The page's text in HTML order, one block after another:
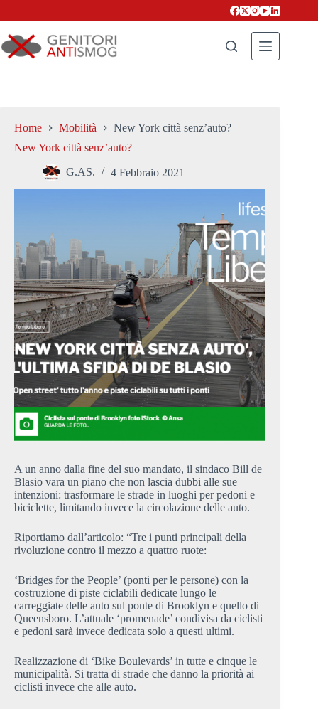
Home Mobilità
New York città senz’auto?
New York città senz’auto?
G.AS. 4 Febbraio 2021
A un anno dalla fine del suo mandato, il sindaco Bill de
Blasio vara un piano che non lascia dubbi alle sue
intenzioni: trasformare le strade in luoghi per pedoni e
biciclette, limitando invece la circolazione delle auto.
Riportiamo dall’articolo: “Tre i punti principali della
rivoluzione contro il mezzo a quattro ruote:
‘Bridges for the People’ (ponti per le persone) con la
costruzione di piste ciclabili dedicate lungo le
carreggiate delle auto sul ponte di Brooklyn e quello di
Queensboro. L’attuale ‘promenade’ condivisa da ciclisti
e pedoni sarà invece dedicata solo a questi ultimi.
Realizzazione di ‘Bike Boulevards’ in tutte e cinque le
municipalità. Si tratta di strade che danno la priorità ai
ciclisti invece che alle auto.